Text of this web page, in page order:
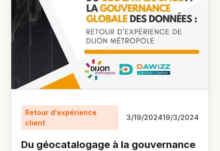
Retour d'expérience
client
3/19/202419/3/2024
Du géocatalogage à la gouvernance